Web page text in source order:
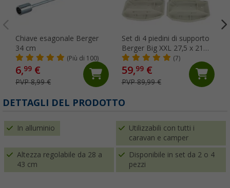
Chiave esagonale Berger
34 cm
(Più di 100)
6,99 €
PVP 8,99 €
Set di 4 piedini di supporto
Berger Big XXL 27,5 x 21
cm
(7)
59,99€
PVP 89,99 €
DETTAGLI DEL PRODOTTO
In alluminio
Utilizzabili con tutti i
caravan e camper
Altezza regolabile da 28 a
43 cm
Disponibile in set da 2 o 4
pezzi